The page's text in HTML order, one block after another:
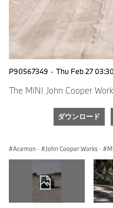
P90567349 · Thu Feb 27
The MINI John Cooper
ダウンロード
Aceman · John Cooper Works ·